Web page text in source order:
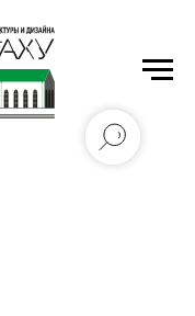
Н.С. Алфёрова